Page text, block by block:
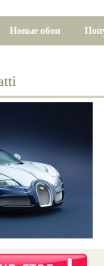
Новые обои